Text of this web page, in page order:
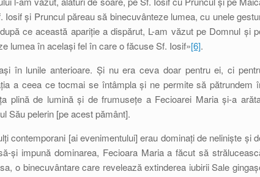
și Pruncul păreau să binecuvânteze lumea, cu unele
ce această apariție a dispărut, L-am văzut pe Domnul și
lumea în același fel în care o făcuse Sf. Iosif»[6].
în lunile anterioare. Și nu era ceva doar pentru ei, ci
a ceea ce tocmai se întâmpla și ne permite să pătrundem
plină de lumină și de frumusețe a Fecioarei Maria și-a
Său pelerin [pe acest pământ].
contemporani [ai evenimentului] erau dominați de neliniște și
și impună dominarea, Fecioara Maria a făcut să
o binecuvântare care revelează extinderea iubirii Sale